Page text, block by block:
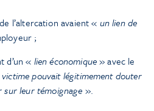
l’altercation avaient « un lien de
;
d’un « lien économique» avec le
victime pouvait légitimement douter
sur leur témoignage ».